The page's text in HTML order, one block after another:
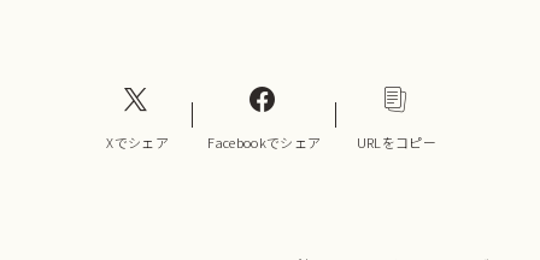
Xでシェア Facebookでシェア URLをコピー